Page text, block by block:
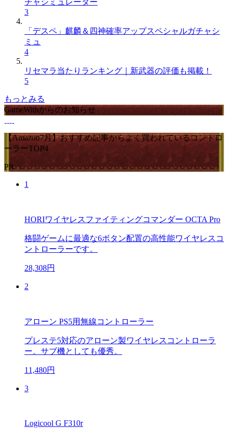
3
「デスペ」麒麟＆四神確率アップスペシャルガチャシ
ミュ
4
リセマラ当たりランキング｜新武器の評価も掲載！
5
もっとみる
GameWithからのお知らせ
【Amazon7月】おすすめ記事からよく買われているコントロ
ーラーTOP4
PR
1
HORIワイヤレスファイティングコマンダー OCTA Pro
格闘ゲームに最適な6ボタン配置の高性能ワイヤレスコ
ントローラーです。
28,308円
2
アローン PS5用無線コントローラー
プレステ5対応のアローン製ワイヤレスコントローラ
ー。サブ機としても優秀。
11,480円
3
Logicool G F310r